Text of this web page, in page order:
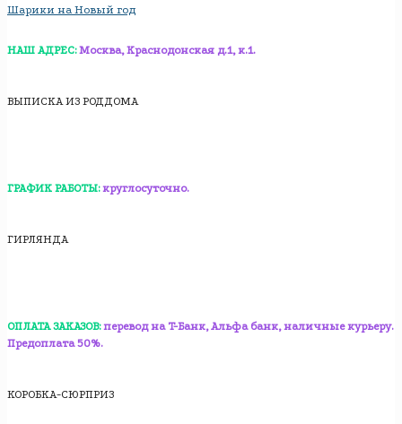
Шарики на Новый год
НАШ АДРЕС: Москва, Краснодонская д.1, к.1.
ВЫПИСКА ИЗ РОДДОМА
ГРАФИК РАБОТЫ: круглосуточно.
ГИРЛЯНДА
ОПЛАТА ЗАКАЗОВ: перевод на T-Банк, Альфа банк, наличные курьеру.
Предоплата 50%.
КОРОБКА-СЮРПРИЗ